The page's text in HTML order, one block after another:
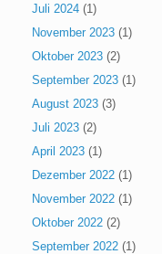
Juli 2024 (1)
November 2023 (1)
Oktober 2023 (2)
September 2023 (1)
August 2023 (3)
Juli 2023 (2)
April 2023 (1)
Dezember 2022 (1)
November 2022 (1)
Oktober 2022 (2)
September 2022 (1)